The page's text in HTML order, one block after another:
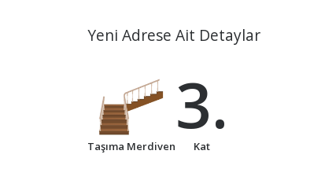
Yeni Adrese Ait Detaylar
Taşıma Merdiven
3.
Kat